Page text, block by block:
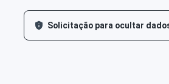
Solicitação para ocultar